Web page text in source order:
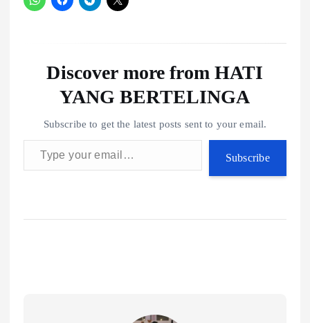
Discover more from HATI
YANG BERTELINGA
Subscribe to get the latest posts sent to your email.
Type your email…
Subscribe